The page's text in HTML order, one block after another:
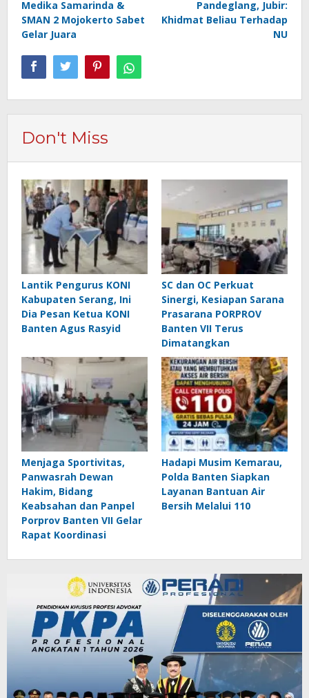
Medika Samarinda &
SMAN 2 Mojokerto Sabet
Gelar Juara
Pandeglang, Jubir:
Khidmat Beliau Terhadap
NU
Don't Miss
Lantik Pengurus KONI
Kabupaten Serang, Ini
Dia Pesan Ketua KONI
Banten Agus Rasyid
SC dan OC Perkuat
Sinergi, Kesiapan Sarana
Prasarana PORPROV
Banten VII Terus
Dimatangkan
Menjaga Sportivitas,
Panwasrah Dewan
Hakim, Bidang
Keabsahan dan Panpel
Porprov Banten VII Gelar
Rapat Koordinasi
Hadapi Musim Kemarau,
Polda Banten Siapkan
Layanan Bantuan Air
Bersih Melalui 110